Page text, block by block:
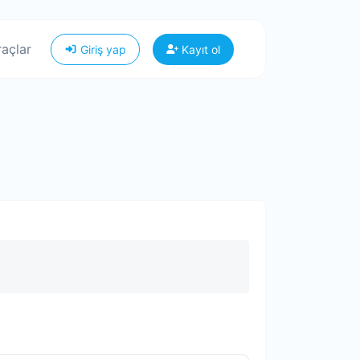
Giriş yap Kayıt ol